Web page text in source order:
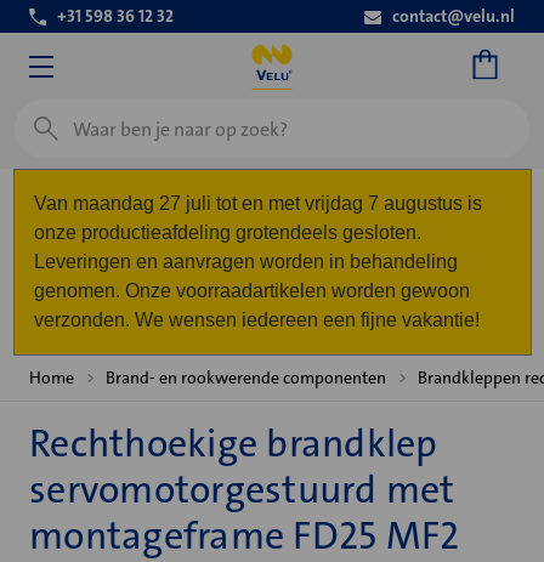
+31 598 36 12 32 contact@velu.nl
Zoeken
Van maandag 27 juli tot en met vrijdag 7 augustus is
onze productieafdeling grotendeels gesloten.
Leveringen en aanvragen worden in behandeling
genomen. Onze voorraadartikelen worden gewoon
verzonden. We wensen iedereen een fijne vakantie!
Home Brand- en rookwerende componenten Brandkleppen
Rechthoekige brandklep
servomotorgestuurd met
montageframe FD25 MF2